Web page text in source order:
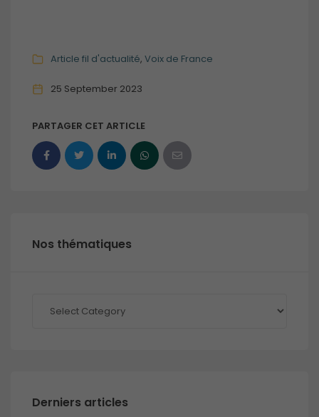
Article fil d'actualité Voix de France
25 September 2023
PARTAGER CET ARTICLE
Nos thématiques
thématiques
Derniers articles